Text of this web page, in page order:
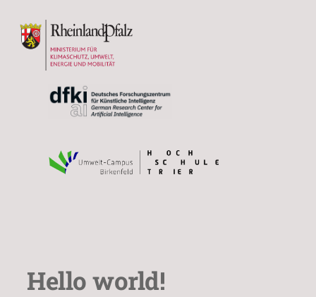
Inhalt
springen
Hello world!